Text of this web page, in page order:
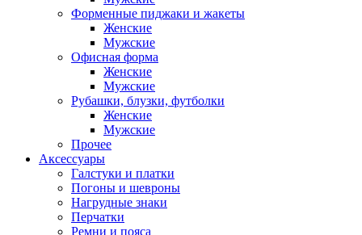
Форменные пиджаки и жакеты
Женские
Мужские
Офисная форма
Женские
Мужские
Рубашки, блузки, футболки
Женские
Мужские
Прочее
Аксессуары
Галстуки и платки
Погоны и шевроны
Нагрудные знаки
Перчатки
Ремни и пояса